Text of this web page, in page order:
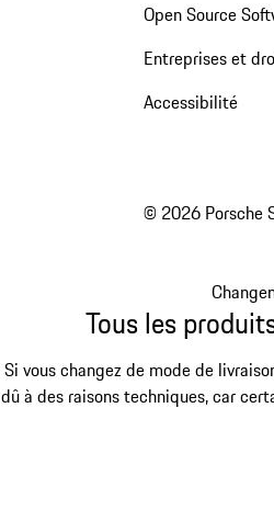
Open Source
Entreprises et
Accessibilité
© 2026 Porsche
Tous les
Si vous changez de mode de
dû à des raisons techniques, car